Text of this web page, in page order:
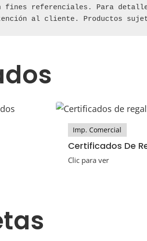
fines referenciales. Para
al cliente. Productos
Imp. Comercial
Certificados De
Clic para ver